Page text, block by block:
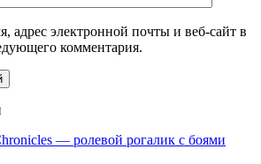
адрес электронной почты и веб-сайт в
комментария.
— ролевой рогалик с боями